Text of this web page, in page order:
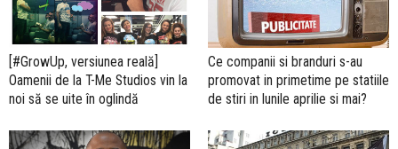
[#GrowUp, versiunea reală]
Oamenii de la T-Me Studios vin la
noi să se uite în oglindă
Ce companii si branduri s-au
promovat in primetime pe statiile
de stiri in lunile aprilie si mai?